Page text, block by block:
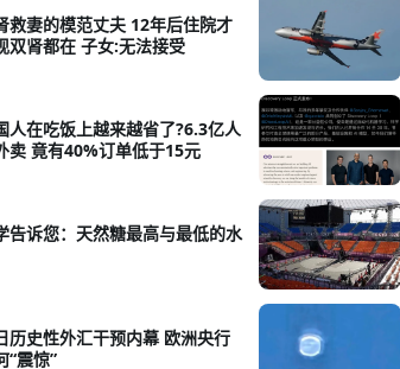
救妻的模范丈夫 12年后住院才
双肾都在 子女:无法接受
人在吃饭上越来越省了?6.3亿人
卖 竟有40%订单低于15元
告诉您：天然糖最高与最低的水
历史性外汇干预内幕 欧洲央行
“震惊”